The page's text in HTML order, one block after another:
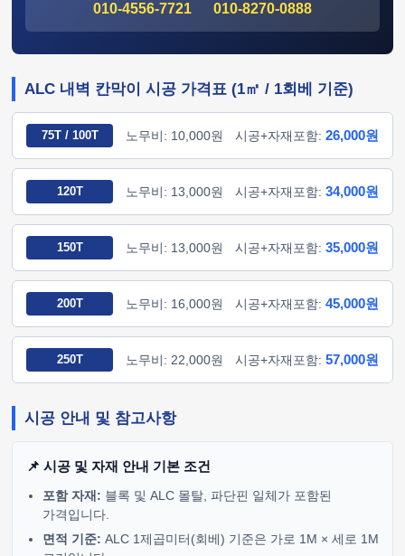
010-4556-7721 010-8270-0888
ALC 내벽 칸막이 시공 가격표 (1㎡ / 1회베 기준)
75T / 100T 노무비: 10,000원 시공+자재포함: 26,000원
120T 노무비: 13,000원 시공+자재포함: 34,000원
150T 노무비: 13,000원 시공+자재포함: 35,000원
200T 노무비: 16,000원 시공+자재포함: 45,000원
250T 노무비: 22,000원 시공+자재포함: 57,000원
시공 안내 및 참고사항
📌 시공 및 자재 안내 기본 조건
포함 자재: 블록 및 ALC 몰탈, 파단핀 일체가 포함된
가격입니다.
면적 기준: ALC 1제곱미터(회베) 기준은 가로 1M × 세로 1M